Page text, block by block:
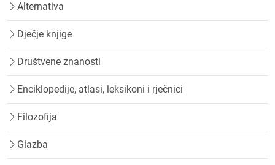
Alternativa
Dječje knjige
Društvene znanosti
Enciklopedije, atlasi, leksikoni i rječnici
Filozofija
Glazba